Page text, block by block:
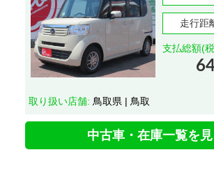
走行距
支払総額(
取り扱い店舗: 鳥取県 | 鳥取
中古車・在庫一覧を